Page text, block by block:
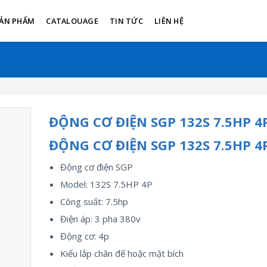
PHẨM CATALOUAGE TIN TỨC LIÊN HỆ
ĐỘNG CƠ ĐIỆN SGP 132S 7.5HP
ĐỘNG CƠ ĐIỆN SGP 132S 7.5HP
Động cơ điện SGP
Model: 132S 7.5HP 4P
Công suất: 7.5hp
Điện áp: 3 pha 380v
Động cơ: 4p
Kiểu lắp chân đế hoặc mặt bích